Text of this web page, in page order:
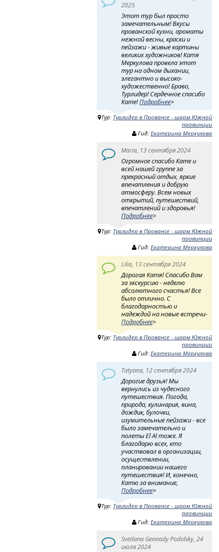
2025
Этот тур был просто
замечательным! Вкусы
прованской кухни, ароматы
нежной весны, краски и
пейзажи - живые картины
великих художников! Катя
Меркулова провела этот
тур на одном дыхании,
элегантно и высоко-
художественно! Браво,
Турлидер! Сердечное спасибо
Кате!Подробнее>
Тур: Турлидер в Провансе - шарм Южной
провинции
Гид:Екатерина Меркулова
Maria, 13 сентября 2024
Огромное спасибо Кате и
всей нашей группе за
прекрасный отдых, яркие
впечатления и добрую
атмосферу. Всем новых
открытий, путешествий,
впечатлений и здоровья!
Подробнее>
Тур: Турлидер в Провансе - шарм Южной
провинции
Гид:Екатерина Меркулова
Lilia, 13 сентября 2024
Дорогая Катя! Спасибо Вам
за экскурсию - неделю
абсолютного счастья! Все
было отлично. С
благодарностью и
надеждой на новые встречи-
Подробнее>
Тур: Турлидер в Провансе - шарм Южной
провинции
Гид:Екатерина Меркулова
Tatyana, 12 сентября 2024
Дорогие друзья! Мы
вернулись из чудесного
путешествия. Погода,
природа, кулинария, вина,
дождик, булочки,
изумительные пейзажи - все
было замечательно и
полеты El Al тоже. Я
благодарю всех, кто
участвовал в организации,
осуществлении,
планировании нашего
путешествия! И, конечно,
Катю за внимание,
Подробнее>
Тур: Турлидер в Провансе - шарм Южной
провинции
Гид:Екатерина Меркулова
Svetlana Gennady Podolsky, 24
июля 2024